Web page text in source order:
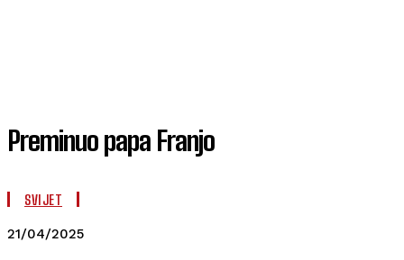
Preminuo papa Franjo
SVIJET
21/04/2025